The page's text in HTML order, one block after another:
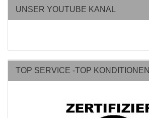
UNSER YOUTUBE KANAL
TOP SERVICE -TOP KONDITIONEN